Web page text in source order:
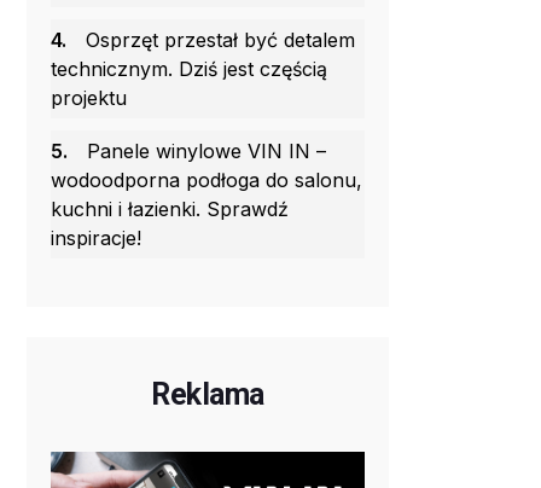
4.
Osprzęt przestał być detalem
technicznym. Dziś jest częścią
projektu
5.
Panele winylowe VIN IN –
wodoodporna podłoga do salonu,
kuchni i łazienki. Sprawdź
inspiracje!
Reklama